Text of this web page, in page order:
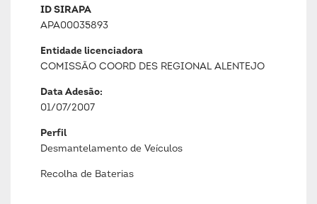
ID SIRAPA
APA00035893
Entidade licenciadora
COMISSÃO COORD DES REGIONAL ALENTEJO
Data Adesão:
01/07/2007
Perfil
Desmantelamento de Veículos
Recolha de Baterias